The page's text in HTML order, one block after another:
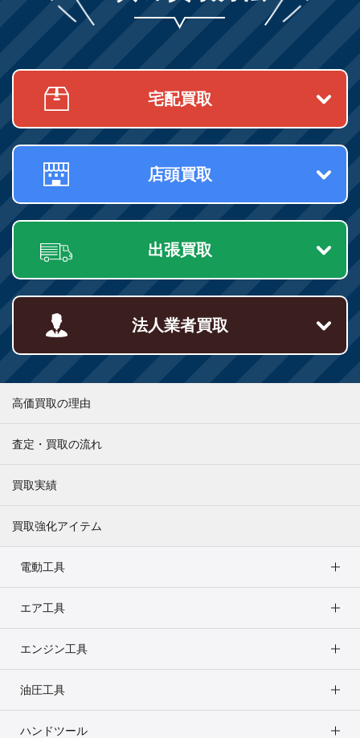
宅配買取
店頭買取
出張買取
法人業者買取
高価買取の理由
査定・買取の流れ
買取実績
買取強化アイテム
電動工具
エア工具
エンジン工具
油圧工具
ハンドツール